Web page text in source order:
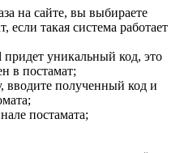
на сайте, вы выбираете
если такая система работает
уникальный код, это
в постамат;
вводите полученный код и
постамата;